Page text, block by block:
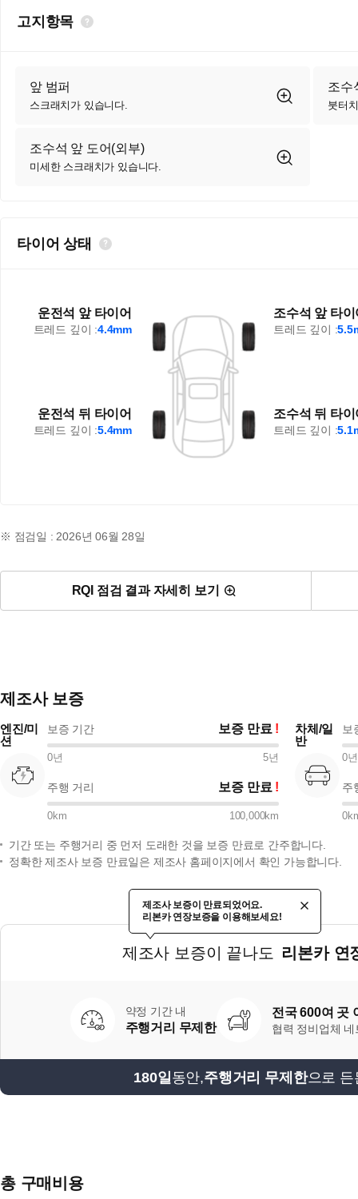
고지항목
앞 범퍼
스크래치가 있습니다.
조수
붓터
조수석 앞 도어(외부)
미세한 스크래치가 있습니다.
타이어 상태
운전석 앞 타이어
트레드 깊이 :4.4mm
운전석 뒤 타이어
트레드 깊이 :5.4mm
조수석 뒤 타이
트레드 깊이 :
조수석 앞 타이
트레드 깊이 :
※ 점검일 : 2026년 06월 28일
RQI 점검 결과 자세히 보기
제조사 보증
엔진/미
션
보증 기간 보증 만료
0년 5년
주행 거리 보증 만료
0km 100,000km
차체/일
반
보
0년
주
0
기간 또는 주행거리 중 먼저 도래한 것을 보증 만료로 간주합니다.
정확한 제조사 보증 만료일은 제조사 홈페이지에서 확인 가능합니다.
제조사 보증이 끝나도 리본카 연
제조사 보증이 만료되었어요.
리본카 연장보증을 이용해보세요!
약정 기간 내
주행거리 무제한
전국 600여 곳
협력 정비업체 네
180일 동안,주행거리 무제한으로 든
총 구매비용